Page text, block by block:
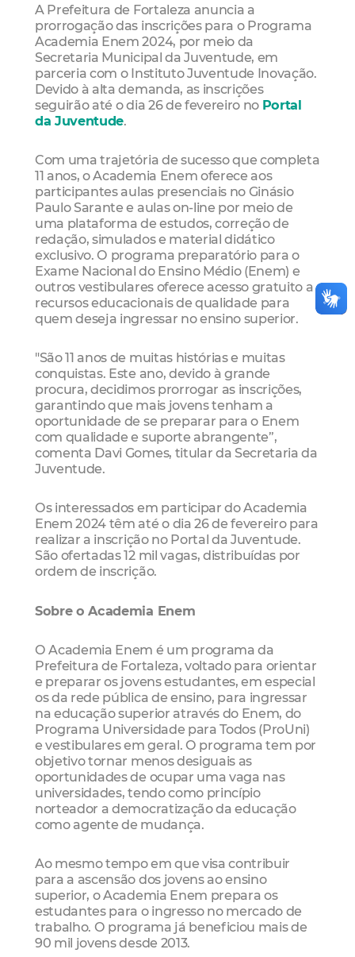
A Prefeitura de Fortaleza anuncia a
prorrogação das inscrições para o Programa
Academia Enem 2024, por meio da
Secretaria Municipal da Juventude, em
parceria com o Instituto Juventude Inovação.
Devido à alta demanda, as inscrições
seguirão até o dia 26 de fevereiro no Portal
da Juventude.
Com uma trajetória de sucesso que completa
11 anos, o Academia Enem oferece aos
participantes aulas presenciais no Ginásio
Paulo Sarante e aulas on-line por meio de
uma plataforma de estudos, correção de
redação, simulados e material didático
exclusivo. O programa preparatório para o
Exame Nacional do Ensino Médio (Enem) e
outros vestibulares oferece acesso gratuito a
recursos educacionais de qualidade para
quem deseja ingressar no ensino superior.
"São 11 anos de muitas histórias e muitas
conquistas. Este ano, devido à grande
procura, decidimos prorrogar as inscrições,
garantindo que mais jovens tenham a
oportunidade de se preparar para o Enem
com qualidade e suporte abrangente”,
comenta Davi Gomes, titular da Secretaria da
Juventude.
Os interessados em participar do Academia
Enem 2024 têm até o dia 26 de fevereiro para
realizar a inscrição no Portal da Juventude.
São ofertadas 12 mil vagas, distribuídas por
ordem de inscrição.
Sobre o Academia Enem
O Academia Enem é um programa da
Prefeitura de Fortaleza, voltado para orientar
e preparar os jovens estudantes, em especial
os da rede pública de ensino, para ingressar
na educação superior através do Enem, do
Programa Universidade para Todos (ProUni)
e vestibulares em geral. O programa tem por
objetivo tornar menos desiguais as
oportunidades de ocupar uma vaga nas
universidades, tendo como princípio
norteador a democratização da educação
como agente de mudança.
Ao mesmo tempo em que visa contribuir
para a ascensão dos jovens ao ensino
superior, o Academia Enem prepara os
estudantes para o ingresso no mercado de
trabalho. O programa já beneficiou mais de
90 mil jovens desde 2013.